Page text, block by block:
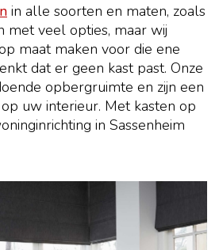
in alle soorten en maten, zoals
met veel opties, maar wij
maat maken voor die ene
dat er geen kast past. Onze
opbergruimte en zijn een
uw interieur. Met kasten op
in Sassenheim